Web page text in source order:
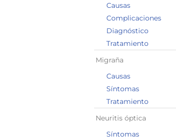
Causas
Complicaciones
Diagnóstico
Tratamiento
Migraña
Causas
Síntomas
Tratamiento
Neuritis óptica
Síntomas